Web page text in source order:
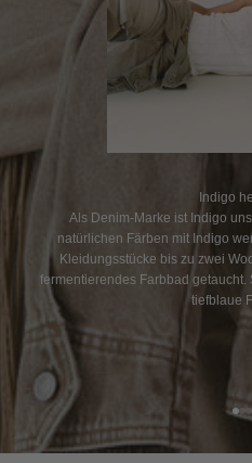
Indigo
Als Denim-Marke ist Indigo
natürlichen Färben mit Indigo
Kleidungsstücke bis zu zwei
fermentierendes Farbbad getaucht.
tiefblaue